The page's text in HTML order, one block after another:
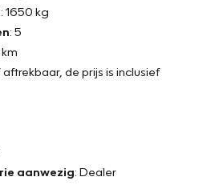
: 1650 kg
: 5
aftrekbaar, de prijs is inclusief
aanwezig: Dealer